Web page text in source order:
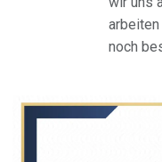
arbeiten
noch